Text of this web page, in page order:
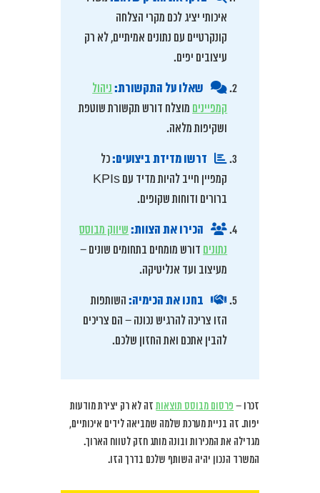
איכותי יציג לכם מקרי הצלחה
קונקרטיים עם נתונים אמיתיים, לא רק
עיצובים יפים.
שאלו על התקשורת: ניהול
קמפיינים מוצלח דורש תקשורת שוטפת
ושקיפות מלאה.
דרשו מדידת ביצועים:כל
קמפיין חייב להיות מדיד עם KPIs
ברורים ודוחות שקופים.
הכירו את הצוות: שיווק מבוסס
נתונים דורש מומחים בתחומים שונים –
מעיצוב ועד אנליטיקה.
בחנו את הכימיה:השותפות
הזו צריכה להרגיש נכונה – הם צריכים
להבין אתכם ואת החזון שלכם.
זכרו – פרסום מבוסס תוצאותזה לא רק יצירת מודעות
יפות. זה בניית מערכת שלמה שמביאה לידים איכותיים,
מגדילה את המכירות ובונה מותג חזק לטווח הארוך.
המשרד הנכון יהיה השותף שלכם בדרך הזו.